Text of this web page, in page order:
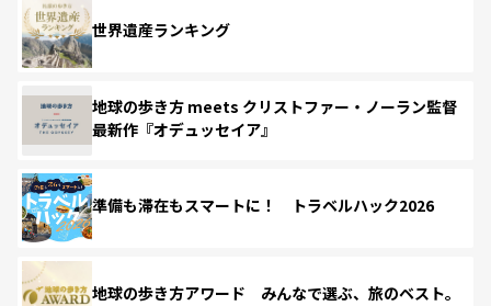
世界遺産ランキング
地球の歩き方 meets クリストファー・ノーラン監督
最新作『オデュッセイア』
準備も滞在もスマートに！ トラベルハック2026
地球の歩き方アワード みんなで選ぶ、旅のベスト。